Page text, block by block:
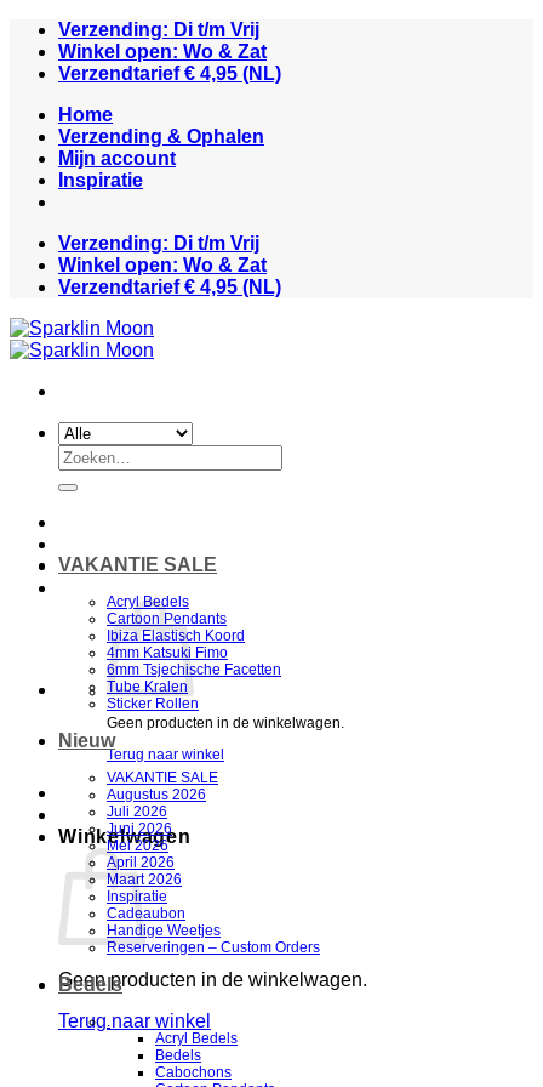
naar
inhoud
Verzending: Di t/m Vrij
Winkel open: Wo & Zat
Verzendtarief € 4,95 (NL)
Home
Verzending & Ophalen
Mijn account
Inspiratie
Verzending: Di t/m Vrij
Winkel open: Wo & Zat
Verzendtarief € 4,95 (NL)
Zoeken
naar:
Geen producten in de winkelwagen.
Terug naar winkel
Winkelwagen
Geen producten in de winkelwagen.
Terug naar winkel
VAKANTIE SALE
Acryl Bedels
Cartoon Pendants
Ibiza Elastisch Koord
4mm Katsuki Fimo
6mm Tsjechische Facetten
Tube Kralen
Sticker Rollen
Nieuw
VAKANTIE SALE
Augustus 2026
Juli 2026
Juni 2026
Mei 2026
April 2026
Maart 2026
Inspiratie
Cadeaubon
Handige Weetjes
Reserveringen – Custom Orders
Bedels
.
Acryl Bedels
Bedels
Cabochons